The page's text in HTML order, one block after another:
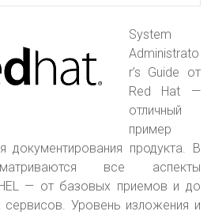
System
Administrato
r’s Guide от
Red Hat —
отличный
пример
документирования продукта. В
все аспекты
— от базовых приемов и до
сервисов. Уровень изложения и